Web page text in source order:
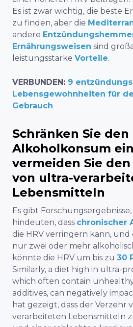
Es ist zwar wichtig, die beste
zu finden, aber die
andere
Ernährungsweisen sind
leistungsstarke Vorteile.
VERBUNDEN: 9
Lebensgewohnheiten für
Gebrauch
Schränken Sie den
Alkoholkonsum
vermeiden Sie
von ultra-
Lebensmitteln
Es gibt
hindeuten, dass chronischer
die HRV verringern kann, und
nur zwei oder mehr
könnte die HRV um bis zu 30
Similarly, a diet high in ultra-
which often contain unhealthy
additives, can negatively
hat gezeigt, dass der Verzehr
verarbeiteten Lebensmitteln